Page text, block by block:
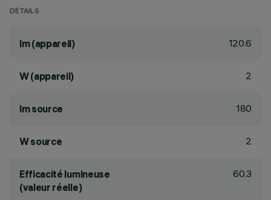
DÉTAILS
lm (appareil) 120.6
W (appareil) 2
lm source 180
W source 2
Efficacité lumineuse
(valeur réelle)
60.3